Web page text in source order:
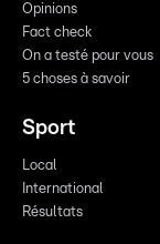
Opinions
Fact check
On a testé pour vous
5 choses à savoir
Sport
Local
International
Résultats